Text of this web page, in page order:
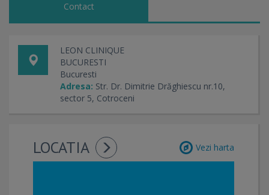
Contact
LEON CLINIQUE
BUCURESTI
Bucuresti
Adresa: Str. Dr. Dimitrie Drăghiescu nr.10,
sector 5, Cotroceni
LOCATIA Vezi harta